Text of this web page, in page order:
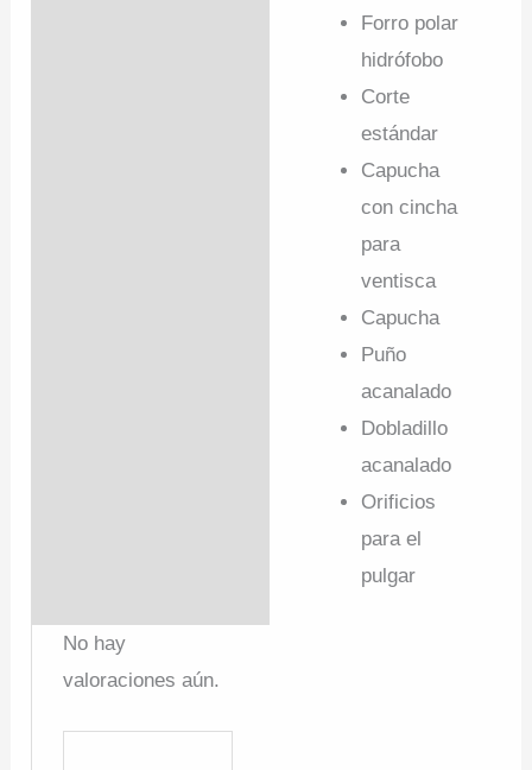
Forro polar
hidrófobo
Corte
estándar
Capucha
con cincha
para
ventisca
Capucha
Puño
acanalado
Dobladillo
acanalado
Orificios
para el
pulgar
No hay
valoraciones aún.